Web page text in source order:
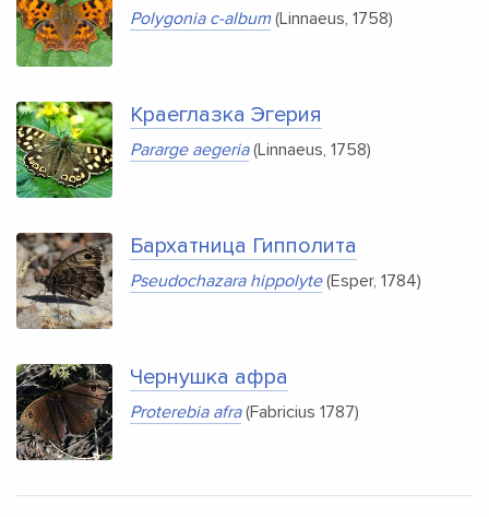
Polygonia c-album(Linnaeus, 1758)
Краеглазка Эгерия
Pararge aegeria(Linnaeus, 1758)
Бархатница Гипполита
Pseudochazara hippolyte(Esper, 1784)
Чернушка афра
Proterebia afra(Fabricius 1787)